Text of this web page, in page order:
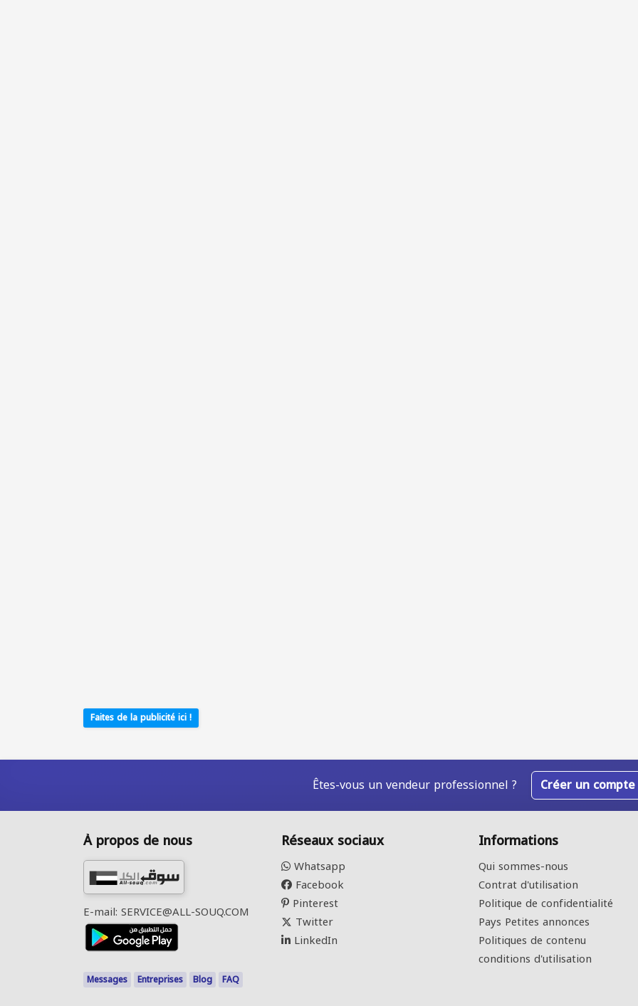
Faites de la publicité ici !
Êtes-vous un vendeur professionnel ? Créer un compte
À propos de nous
E-mail: SERVICE@ALL-SOUQ.COM
Messages Entreprises Blog FAQ
Réseaux sociaux
Whatsapp
Facebook
Pinterest
Twitter
LinkedIn
Informations
Qui sommes-nous
Contrat d'utilisation
Politique de confidentialité
Pays Petites annonces
Politiques de contenu
conditions d'utilisation